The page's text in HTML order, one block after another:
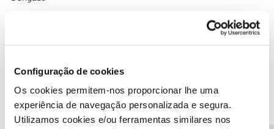
Configuração de cookies
Os cookies permitem-nos proporcionar lhe uma
experiência de navegação personalizada e segura.
Utilizamos cookies e/ou ferramentas similares nos
Ajude a comunidade a encontrar informação relevante. Marque
sempre a par das ultimas novidades.
1 pessoa gostou